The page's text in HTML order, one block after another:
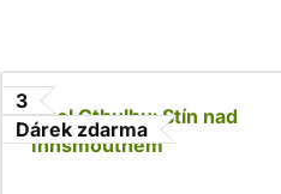
3
Dárek zdarma
Zvol Cthulhu: Stín nad
Innsmouthem